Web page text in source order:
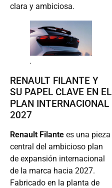
clara y ambiciosa.
.
RENAULT FILANTE Y
SU PAPEL CLAVE EN EL
PLAN INTERNACIONAL
2027
Renault Filante es una pieza
central del ambicioso plan
de expansión internacional
de la marca hacia 2027.
Fabricado en la planta de